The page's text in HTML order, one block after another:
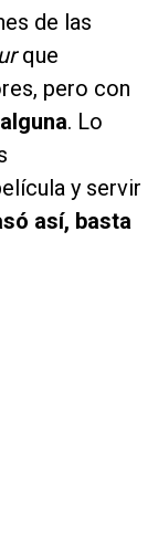
de las
que
pero con
. Lo
y servir
así, basta